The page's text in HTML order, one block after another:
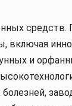
средств.
включая
и